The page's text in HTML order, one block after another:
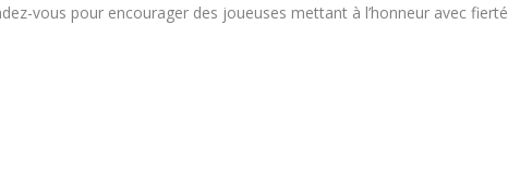
vous pour encourager des joueuses mettant à l’honneur avec fierté